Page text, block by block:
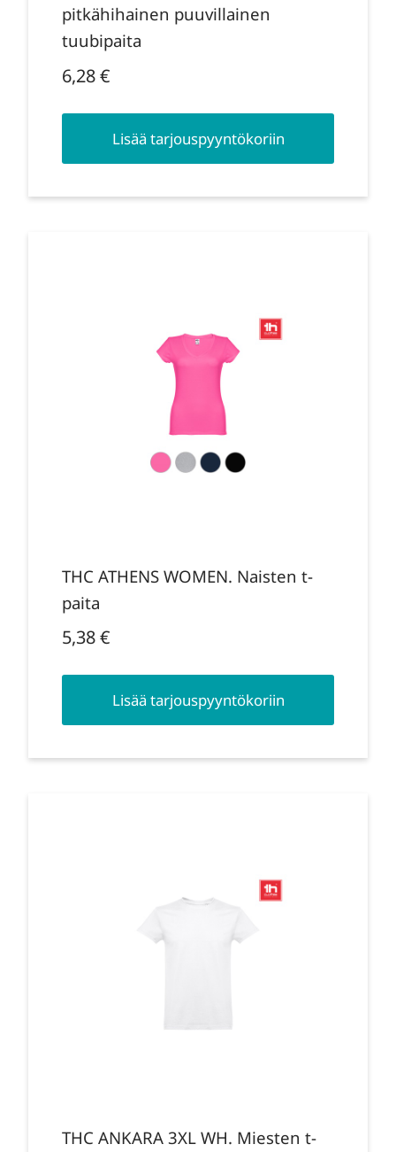
pitkähihainen puuvillainen
tuubipaita
6,28€
Lisää tarjouspyyntökoriin
THC ATHENS WOMEN. Naisten t-
paita
5,38€
Lisää tarjouspyyntökoriin
THC ANKARA 3XL WH. Miesten t-